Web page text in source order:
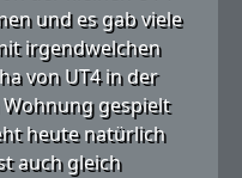
und es gab viele
irgendwelchen
von UT4 in der
gespielt
heute natürlich
auch gleich